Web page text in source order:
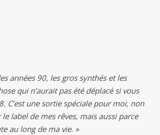
années 90, les gros synthés et les
qui n’aurait pas été déplacé si vous
C’est une sortie spéciale pour moi, non
label de mes rêves, mais aussi parce
au long de ma vie. »